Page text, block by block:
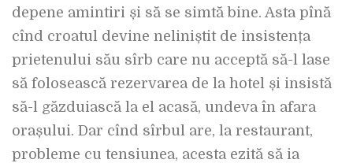
depene amintiri și să se simtă bine. Asta pînă
cînd croatul devine neliniștit de insistența
prietenului său sîrb care nu acceptă să-l lase
să folosească rezervarea de la hotel și insistă
să-l găzduiască la el acasă, undeva în afara
orașului. Dar cînd sîrbul are, la restaurant,
probleme cu tensiunea, acesta ezită să ia